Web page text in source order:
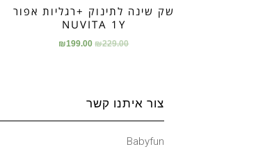
שק שינה לתינוק +רגליות אפור
NUVITA 1Y
₪229.00
₪199.00
צור איתנו קשר
Babyfun